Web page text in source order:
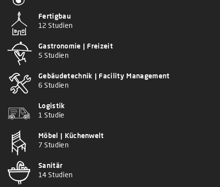
Fertigbau
12 Studien
Gastronomie | Freizeit
5 Studien
Gebäudetechnik | Facility Management
6 Studien
Logistik
1 Studie
Möbel | Küchenwelt
7 Studien
Sanitär
14 Studien